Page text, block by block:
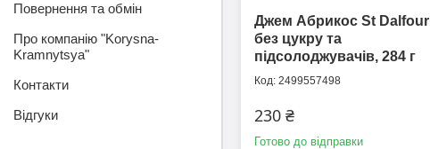
Джем Абрикос St Dalfour
без цукру та
підсолоджувачів, 284 г
2499557498
230 ₴
Готово до відправки
Повернення та обмін
Про компанію "Korysna-
Kramnytsya"
Контакти
Відгуки